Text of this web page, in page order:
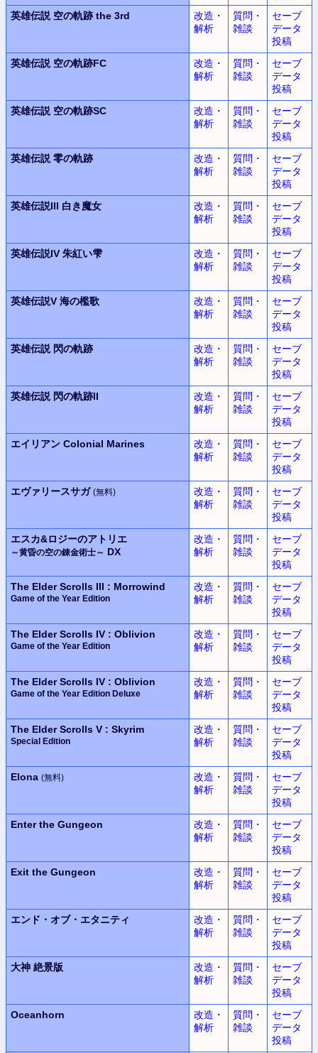
英雄伝説 空の軌跡 the 3rd
改造・
解析
質問・
雑談
セーブ
データ
投稿
英雄伝説 空の軌跡FC
改造・
解析
質問・
雑談
セーブ
データ
投稿
英雄伝説 空の軌跡SC
改造・
解析
質問・
雑談
セーブ
データ
投稿
英雄伝説 零の軌跡
改造・
解析
質問・
雑談
セーブ
データ
投稿
英雄伝説III 白き魔女
改造・
解析
質問・
雑談
セーブ
データ
投稿
英雄伝説IV 朱紅い雫
改造・
解析
質問・
雑談
セーブ
データ
投稿
英雄伝説V 海の檻歌
改造・
解析
質問・
雑談
セーブ
データ
投稿
英雄伝説 閃の軌跡
改造・
解析
質問・
雑談
セーブ
データ
投稿
英雄伝説 閃の軌跡II
改造・
解析
質問・
雑談
セーブ
データ
投稿
エイリアン Colonial Marines
改造・
解析
質問・
雑談
セーブ
データ
投稿
エヴァリースサガ (無料)
改造・
解析
質問・
雑談
セーブ
データ
投稿
エスカ&ロジーのアトリエ
～黄昏の空の錬金術士～ DX
改造・
解析
質問・
雑談
セーブ
データ
投稿
The Elder Scrolls III : Morrowind
Game of the Year Edition
改造・
解析
質問・
雑談
セーブ
データ
投稿
The Elder Scrolls IV : Oblivion
Game of the Year Edition
改造・
解析
質問・
雑談
セーブ
データ
投稿
The Elder Scrolls IV : Oblivion
Game of the Year Edition Deluxe
改造・
解析
質問・
雑談
セーブ
データ
投稿
The Elder Scrolls V : Skyrim
Special Edition
改造・
解析
質問・
雑談
セーブ
データ
投稿
Elona (無料)
改造・
解析
質問・
雑談
セーブ
データ
投稿
Enter the Gungeon
改造・
解析
質問・
雑談
セーブ
データ
投稿
Exit the Gungeon
改造・
解析
質問・
雑談
セーブ
データ
投稿
エンド・オブ・エタニティ
改造・
解析
質問・
雑談
セーブ
データ
投稿
大神 絶景版
改造・
解析
質問・
雑談
セーブ
データ
投稿
Oceanhorn
改造・
解析
質問・
雑談
セーブ
データ
投稿